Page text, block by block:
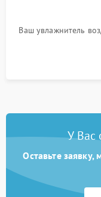
Ваш увлажнитель
У Вас
Оставьте